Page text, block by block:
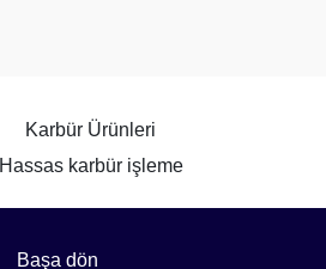
Karbür Ürünleri
Hassas karbür işleme
Başa dön